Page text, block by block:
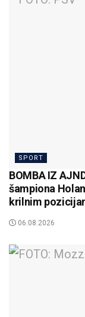
SPORT
BOMBA IZ
šampiona
krilnim
06.08.2026